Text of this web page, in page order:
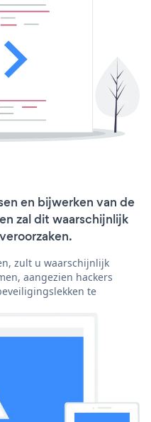
en bijwerken van de
zal dit waarschijnlijk
zult u waarschijnlijk
aangezien hackers
te